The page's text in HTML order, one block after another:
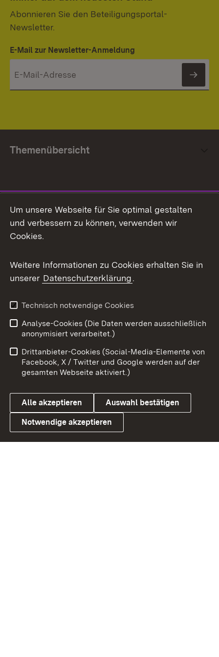
Abonnieren Sie den Beteiligungsportal-
Newsletter.
E-Mail zur Newsletter-Anmeldung
Themenübersicht
Facebook
X / Twitter
Youtube
Link zum Landesportal
Impressum
Kontakt
Barrierefreiheit
Datenschutz
Cookies
Um unsere Webseite für Sie optimal gestalten
und verbessern zu können, verwenden wir
Cookies.
Weitere Informationen zu Cookies erhalten Sie in
unserer Datenschutzerklärung.
Technisch notwendige Cookies
Analyse-Cookies (Die Daten werden ausschließlich
anonymisiert verarbeitet.)
Drittanbieter-Cookies (Social-Media-Elemente von
Facebook, X / Twitter und Google werden auf der
gesamten Webseite aktiviert.)
Alle akzeptieren Auswahl bestätigen
Notwendige akzeptieren